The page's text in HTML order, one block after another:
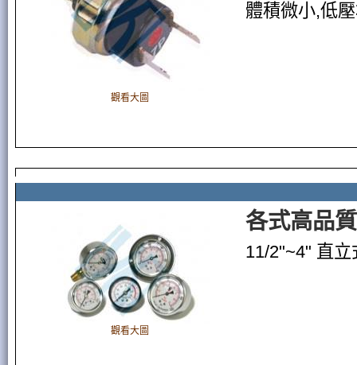
觀看大圖
體積微小,低
觀看大圖
各式高品
11/2"~4" 直